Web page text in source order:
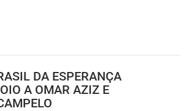
DA ESPERANÇA
A OMAR AZIZ E